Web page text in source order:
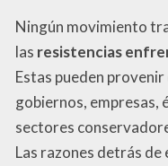
Ningún movimiento
las resistencias
Estas pueden
gobiernos, empresas,
sectores
Las razones detrás